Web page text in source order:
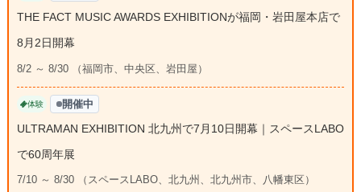
THE FACT MUSIC AWARDS EXHIBITIONが福岡・岩田屋本店で
8月2日開幕
8/2 ～ 8/30 （福岡市、中央区、岩田屋）
体験 開催中
ULTRAMAN EXHIBITION 北九州で7月10日開幕｜スペースLABO
で60周年展
7/10 ～ 8/30 （スペースLABO、北九州、北九州市、八幡東区）